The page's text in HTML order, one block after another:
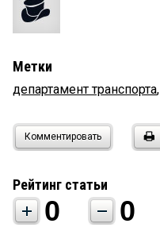
Метки
департамент транспорта,
Комментировать
Рейтинг статьи
0 0